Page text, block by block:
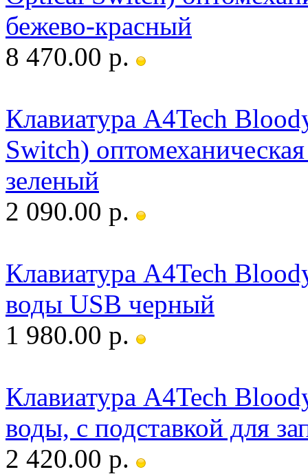
бежево-красный
8 470.00 р.
Клавиатура A4Tech
Switch)
зеленый
2 090.00 р.
Клавиатура A4Tech
воды USB черный
1 980.00 р.
Клавиатура A4Tech
воды, c подставкой для
2 420.00 р.